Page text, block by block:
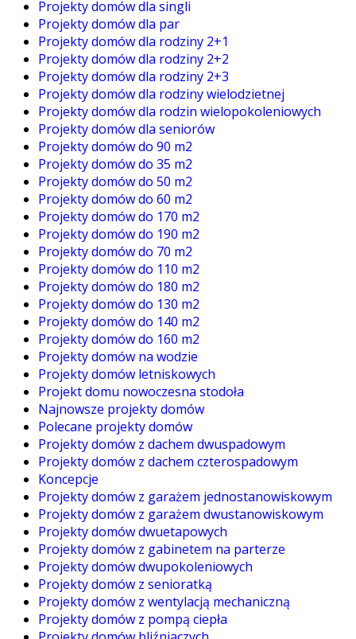
Projekty domów dla singli
Projekty domów dla par
Projekty domów dla rodziny 2+1
Projekty domów dla rodziny 2+2
Projekty domów dla rodziny 2+3
Projekty domów dla rodziny wielodzietnej
Projekty domów dla rodzin wielopokoleniowych
Projekty domów dla seniorów
Projekty domów do 90 m2
Projekty domów do 35 m2
Projekty domów do 50 m2
Projekty domów do 60 m2
Projekty domów do 170 m2
Projekty domów do 190 m2
Projekty domów do 70 m2
Projekty domów do 110 m2
Projekty domów do 180 m2
Projekty domów do 130 m2
Projekty domów do 140 m2
Projekty domów do 160 m2
Projekty domów na wodzie
Projekty domów letniskowych
Projekt domu nowoczesna stodoła
Najnowsze projekty domów
Polecane projekty domów
Projekty domów z dachem dwuspadowym
Projekty domów z dachem czterospadowym
Koncepcje
Projekty domów z garażem jednostanowiskowym
Projekty domów z garażem dwustanowiskowym
Projekty domów dwuetapowych
Projekty domów z gabinetem na parterze
Projekty domów dwupokoleniowych
Projekty domów z senioratką
Projekty domów z wentylacją mechaniczną
Projekty domów z pompą ciepła